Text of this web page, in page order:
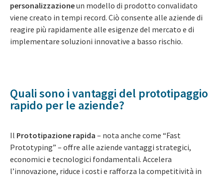
personalizzazioneun modello di prodotto convalidato
viene creato in tempi record. Ciò consente alle aziende di
reagire più rapidamente alle esigenze del mercato e di
implementare soluzioni innovative a basso rischio.
Quali sono i vantaggi del prototipaggio
rapido per le aziende?
Il Prototipazione rapida – nota anche come “Fast
Prototyping” – offre alle aziende vantaggi strategici,
economici e tecnologici fondamentali. Accelera
l’innovazione, riduce i costi e rafforza la competitività in